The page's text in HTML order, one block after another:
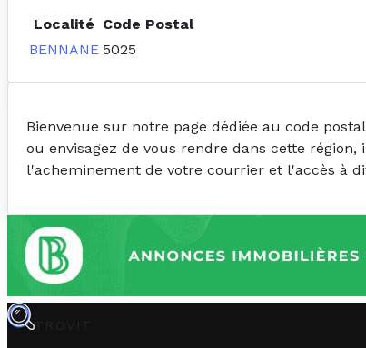
Localité Code Postal
BENNANE 5025
Bienvenue sur notre page dédiée au code
ou envisagez de vous rendre dans cette
l'acheminement de votre courrier et l'accès à
TROVIT